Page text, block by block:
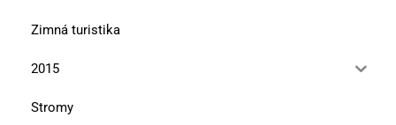
Zimná turistika
2015
Stromy